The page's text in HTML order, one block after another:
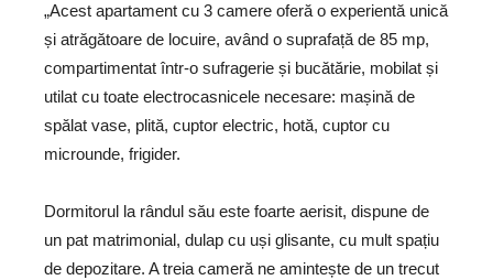
„Acest apartament cu 3 camere oferă o experientă unică
și atrăgătoare de locuire, având o suprafață de 85 mp,
compartimentat într-o sufragerie și bucătărie, mobilat și
utilat cu toate electrocasnicele necesare: mașină de
spălat vase, plită, cuptor electric, hotă, cuptor cu
microunde, frigider.
Dormitorul la rândul său este foarte aerisit, dispune de
un pat matrimonial, dulap cu uși glisante, cu mult spațiu
de depozitare. A treia cameră ne amintește de un trecut